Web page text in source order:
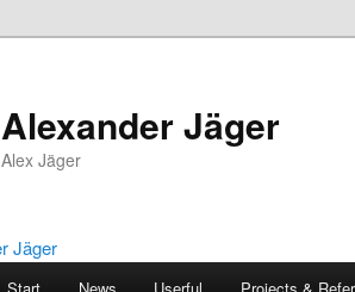
Alexander Jäger
Alex Jäger